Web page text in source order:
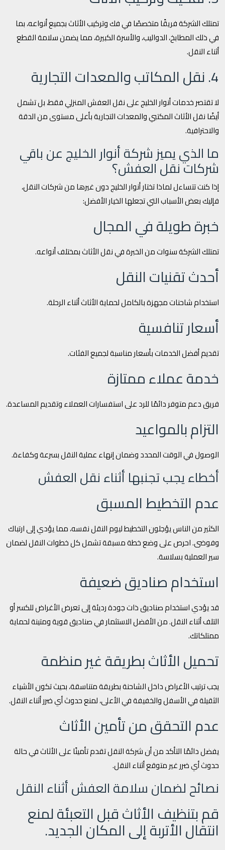
تمتلك الشركة فريقًا متخصصًا في فك وتركيب الأثاث بجميع أنواعه، بما
في ذلك المطابخ، الدواليب، والأسرة الكبيرة، مما يضمن سلامة القطع
أثناء النقل.
4. نقل المكاتب والمعدات التجارية
لا تقتصر خدمات أنوار الخليج على نقل العفش المنزلي فقط، بل تشمل
أيضًا نقل الأثاث المكتبي والمعدات التجارية بأعلى مستوى من الدقة
والاحترافية.
ما الذي يميز شركة أنوار الخليج عن باقي
شركات نقل العفش؟
إذا كنت تتساءل لماذا تختار أنوار الخليج دون غيرها من شركات النقل،
فإليك بعض الأسباب التي تجعلها الخيار الأفضل:
خبرة طويلة في المجال
تمتلك الشركة سنوات من الخبرة في نقل الأثاث بمختلف أنواعه.
أحدث تقنيات النقل
استخدام شاحنات مجهزة بالكامل لحماية الأثاث أثناء الرحلة.
أسعار تنافسية
تقديم أفضل الخدمات بأسعار مناسبة لجميع الفئات.
خدمة عملاء ممتازة
فريق دعم متوفر دائمًا للرد على استفسارات العملاء وتقديم المساعدة.
التزام بالمواعيد
الوصول في الوقت المحدد وضمان إنهاء عملية النقل بسرعة وكفاءة.
أخطاء يجب تجنبها أثناء نقل العفش
عدم التخطيط المسبق
الكثير من الناس يؤجلون التخطيط ليوم النقل نفسه، مما يؤدي إلى ارتباك
وفوضى. احرص على وضع خطة مسبقة تشمل كل خطوات النقل لضمان
سير العملية بسلاسة.
استخدام صناديق ضعيفة
قد يؤدي استخدام صناديق ذات جودة رديئة إلى تعرض الأغراض للكسر أو
التلف أثناء النقل. من الأفضل الاستثمار في صناديق قوية ومتينة لحماية
ممتلكاتك.
تحميل الأثاث بطريقة غير منظمة
يجب ترتيب الأغراض داخل الشاحنة بطريقة متناسقة، بحيث تكون الأشياء
الثقيلة في الأسفل والخفيفة في الأعلى، لمنع حدوث أي ضرر أثناء النقل.
عدم التحقق من تأمين الأثاث
يفضل دائمًا التأكد من أن شركة النقل تقدم تأمينًا على الأثاث في حالة
حدوث أي ضرر غير متوقع أثناء النقل.
نصائح لضمان سلامة العفش أثناء النقل
قم بتنظيف الأثاث قبل التعبئة لمنع
انتقال الأتربة إلى المكان الجديد.